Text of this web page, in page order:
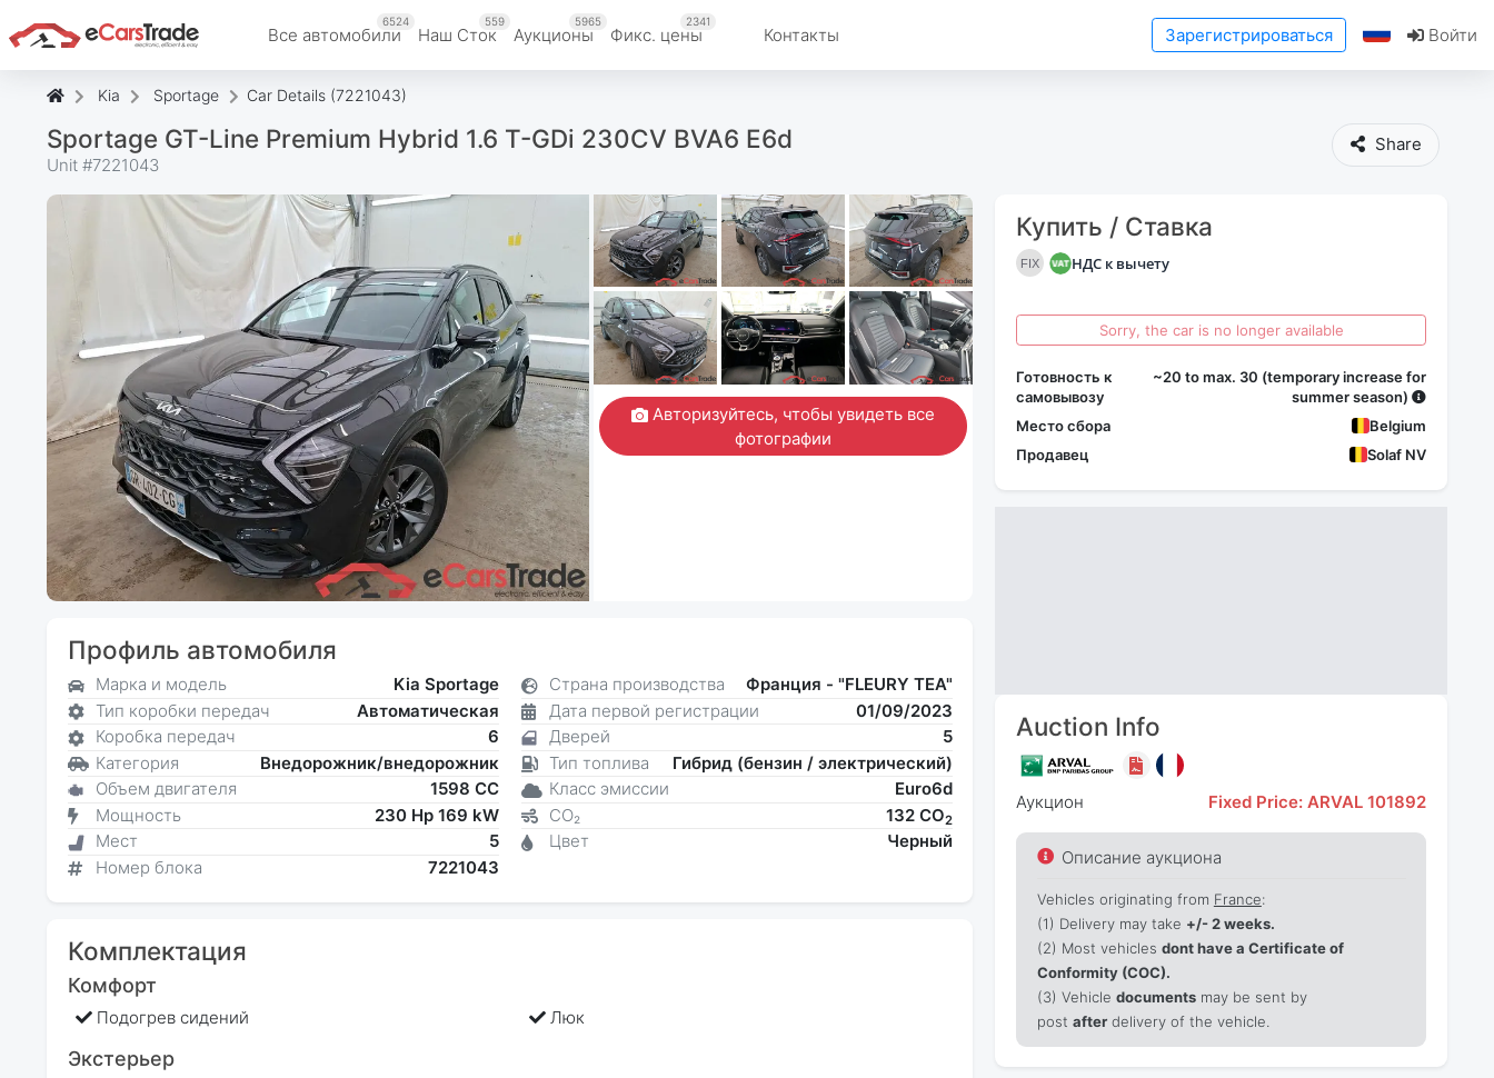
Все автомобили
6524
Наш Cток
559
Аукционы
5965
Фикс. цены
2341
Контакты Зарегистрироваться Войти
Kia Sportage Car Details (7221043)
Sportage GT-Line Premium Hybrid 1.6 T-GDi 230CV BVA6 E6d
Unit #7221043
Share
Купить / Ставка
FIX НДС к вычету
Sorry, the car is no longer available
Готовность к
самовывозу
~20 to max. 30 (temporary increase for
summer season)
Место сбора
Belgium
Продавец
Solaf NV
Auction Info
Аукцион Fixed Price: ARVAL 101892
Описание аукциона
Vehicles originating from France:
(1) Delivery may take +/- 2 weeks.
(2) Most vehicles dont have a Certificate of
Conformity (COC).
(3) Vehicle documentsmay be sent by
post afterdelivery of the vehicle.
Авторизуйтесь, чтобы увидеть все
фотографии
Профиль автомобиля
Марка и модель
Kia Sportage
Тип коробки передач
Автоматическая
Коробка передач
6
Категория
Внедорожник/внедорожник
Объем двигателя
1598 CC
Мощность
230 Hp 169 kW
Мест
5
Номер блока
7221043
Страна производства
Франция - "FLEURY TEA"
Дата первой регистрации
01/09/2023
Дверей
5
Тип топлива
Гибрид (бензин / электрический)
Класс эмиссии
Euro6d
CO₂
132 CO2
Цвет Черный
Комплектация
Комфорт
Подогрев сидений Люк
Экстерьер